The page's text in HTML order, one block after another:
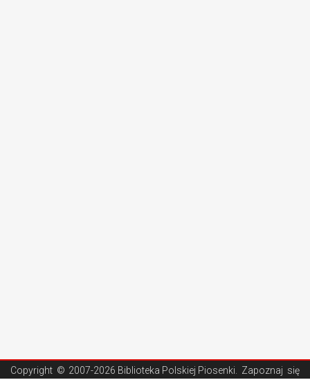
Copyright © 2007-2026 Biblioteka Polskiej Piosenki . Zapoznaj się